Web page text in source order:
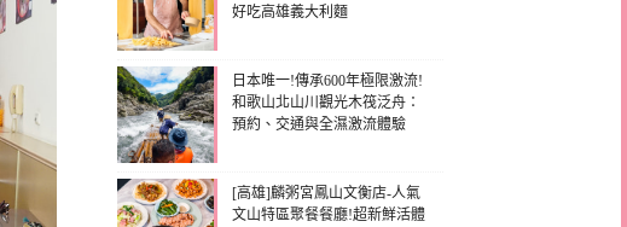
好吃高雄義大利麵
日本唯一!傳承600年極限激流!
和歌山北山川觀光木筏泛舟：
預約、交通與全濕激流體驗
[高雄]麟粥宮鳳山文衡店-人氣
文山特區聚餐餐廳!超新鮮活體